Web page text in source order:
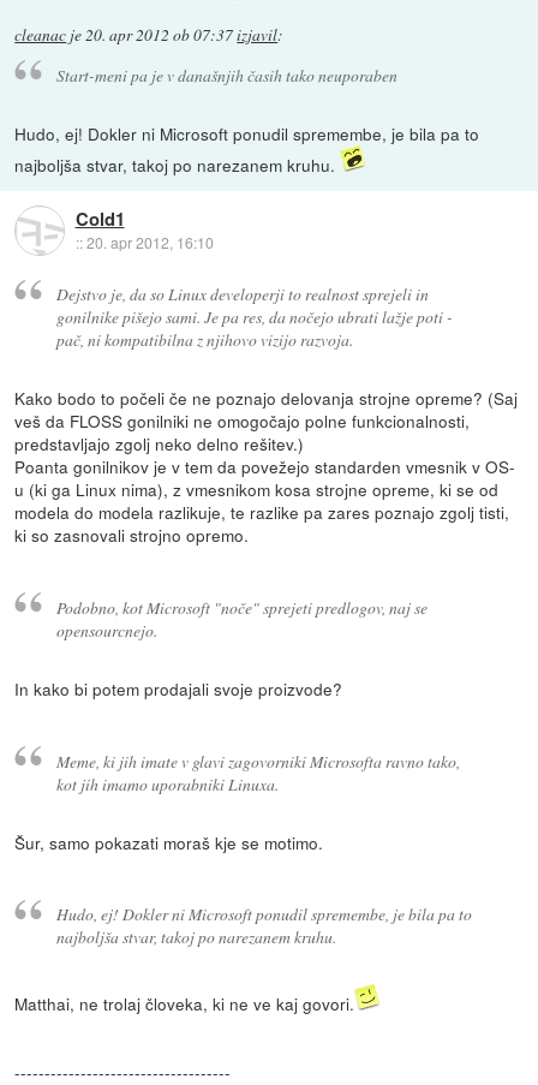
cleanac je20. apr 2012 ob 07:37izjavil:
Start-meni pa je v današnjih časih tako neuporaben
Hudo, ej! Dokler ni Microsoft ponudil spremembe, je bila pa to
najboljša stvar, takoj po narezanem kruhu.
Cold1
::20. apr 2012, 16:10
Dejstvo je, da so Linux developerji to realnost sprejeli in
gonilnike pišejo sami. Je pa res, da nočejo ubrati lažje poti -
pač, ni kompatibilna z njihovo vizijo razvoja.
Kako bodo to počeli če ne poznajo delovanja strojne opreme? (Saj
veš da FLOSS gonilniki ne omogočajo polne funkcionalnosti,
predstavljajo zgolj neko delno rešitev.)
Poanta gonilnikov je v tem da povežejo standarden vmesnik v OS-
u (ki ga Linux nima), z vmesnikom kosa strojne opreme, ki se od
modela do modela razlikuje, te razlike pa zares poznajo zgolj tisti,
ki so zasnovali strojno opremo.
Podobno, kot Microsoft "noče" sprejeti predlogov, naj se
opensourcnejo.
In kako bi potem prodajali svoje proizvode?
Meme, ki jih imate v glavi zagovorniki Microsofta ravno tako,
kot jih imamo uporabniki Linuxa.
Šur, samo pokazati moraš kje se motimo.
Hudo, ej! Dokler ni Microsoft ponudil spremembe, je bila pa to
najboljša stvar, takoj po narezanem kruhu.
Matthai, ne trolaj človeka, ki ne ve kaj govori.
------------------------------------